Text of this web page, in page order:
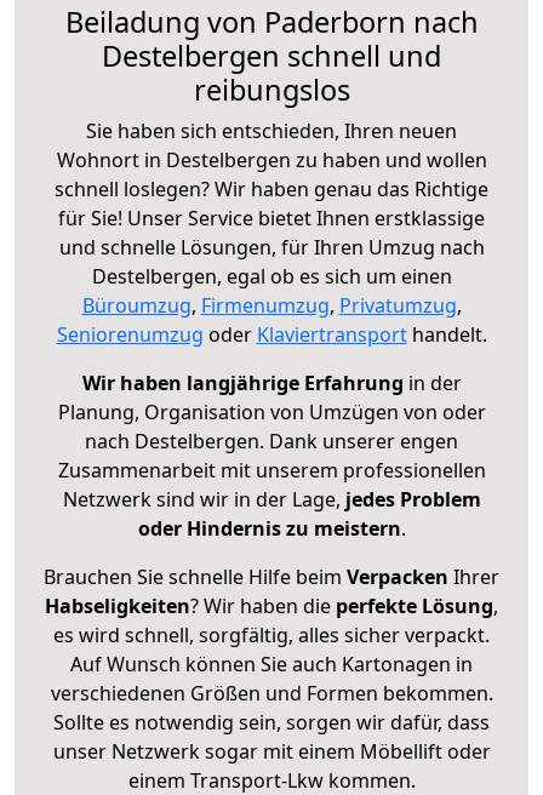
Beiladung von Paderborn nach
Destelbergen schnell und
reibungslos
Sie haben sich entschieden, Ihren neuen
Wohnort in Destelbergen zu haben und wollen
schnell loslegen? Wir haben genau das Richtige
für Sie! Unser Service bietet Ihnen erstklassige
und schnelle Lösungen, für Ihren Umzug nach
Destelbergen, egal ob es sich um einen
Büroumzug, Firmenumzug, Privatumzug,
Seniorenumzug oder Klaviertransporthandelt.
Wir haben langjährige Erfahrung in der
Planung, Organisation von Umzügen von oder
nach Destelbergen. Dank unserer engen
Zusammenarbeit mit unserem professionellen
Netzwerk sind wir in der Lage, jedes Problem
oder Hindernis zu meistern.
Brauchen Sie schnelle Hilfe beim Verpacken Ihrer
Habseligkeiten? Wir haben die perfekte Lösung,
es wird schnell, sorgfältig, alles sicher verpackt.
Auf Wunsch können Sie auch Kartonagen in
verschiedenen Größen und Formen bekommen.
Sollte es notwendig sein, sorgen wir dafür, dass
unser Netzwerk sogar mit einem Möbellift oder
einem Transport-Lkw kommen.